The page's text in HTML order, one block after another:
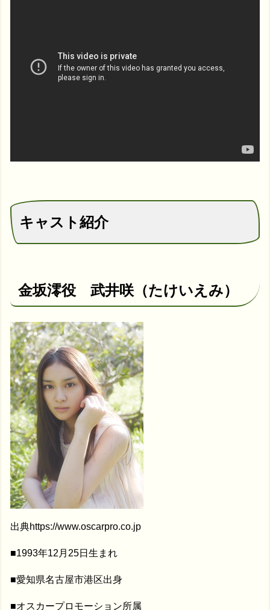
キャスト紹介
金坂澪役 武井咲（たけいえみ）
出典https://www.oscarpro.co.jp
■1993年12月25日生まれ
■愛知県名古屋市港区出身
■オスカープロモーション所属